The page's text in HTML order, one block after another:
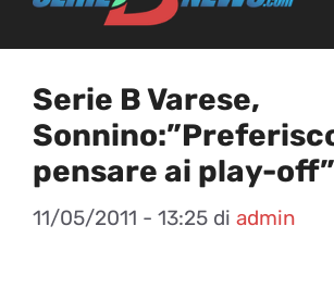
Serie B Varese,
pensare ai play-off”
11/05/2011 - 13:25 di admin